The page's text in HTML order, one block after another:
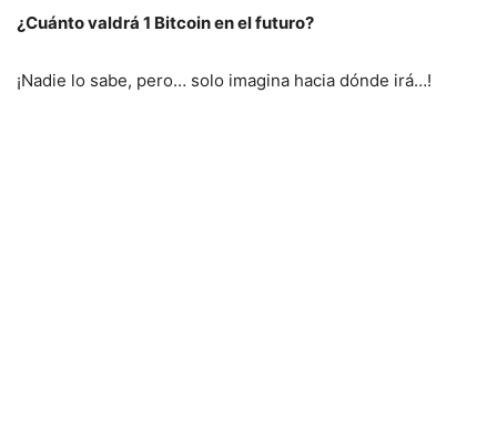
¿Cuánto valdrá 1 Bitcoin en el futuro?
¡Nadie lo sabe, pero… solo imagina hacia dónde irá…!